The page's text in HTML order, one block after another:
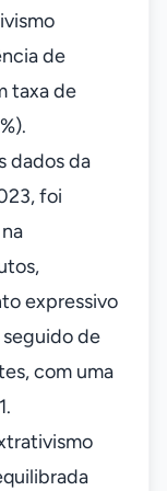
de
taxa de
dados da
foi
expressivo
de
com uma